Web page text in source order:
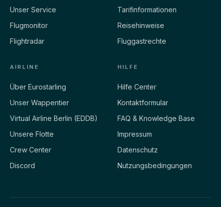
Unser Service
Flugmonitor
Flightradar
Tarifinformationen
Reisehinweise
Fluggastrechte
AIRLINE
Über Eurostarling
Unser Wappentier
Virtual Airline Berlin (EDDB)
Unsere Flotte
Crew Center
Discord
HILFE
Hilfe Center
Kontaktformular
FAQ & Knowledge Base
Impressum
Datenschutz
Nutzungsbedingungen